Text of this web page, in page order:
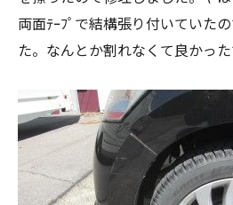
両面ﾃｰﾌﾟで結構張り付いていた
た。なんとか割れなくて良かった